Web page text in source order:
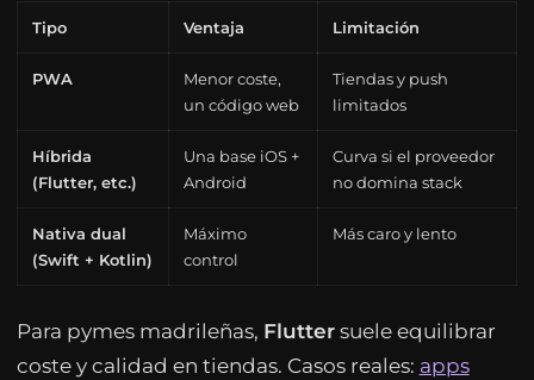
Tipo Ventaja Limitación
PWA
Menor coste,
un código web
Tiendas y push
limitados
Híbrida
(Flutter, etc.)
Una base iOS +
Android
Curva si el proveedor
no domina stack
Nativa dual
(Swift + Kotlin)
Máximo
control
Más caro y lento
Para pymes madrileñas, Fluttersuele equilibrar
coste y calidad en tiendas. Casos reales: apps